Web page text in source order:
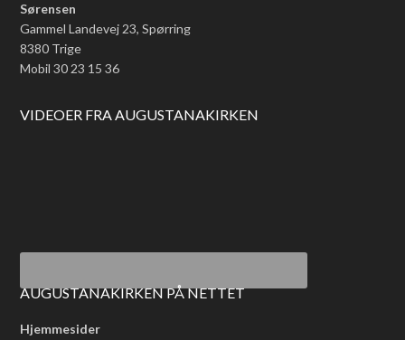
Sørensen
Gammel Landevej 23, Spørring
8380 Trige
Mobil 30 23 15 36
VIDEOER FRA AUGUSTANAKIRKEN
AUGUSTANAKIRKEN PÅ NETTET
Hjemmesider